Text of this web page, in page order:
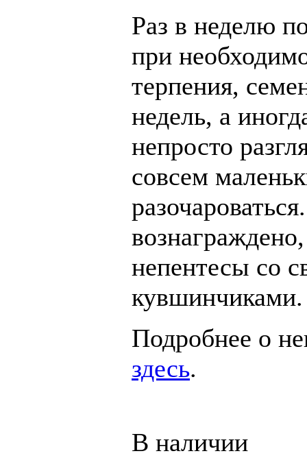
Раз в неделю
при
терпения,
недель, а
непросто
совсем
непентесы со
кувшинчиками.
Подробнее о
здесь.
В наличии